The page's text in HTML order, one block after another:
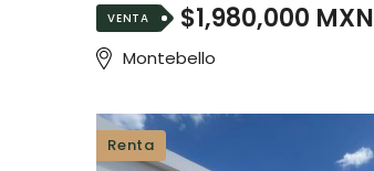
VENTA $1,980,000 MXN
Montebello
Renta